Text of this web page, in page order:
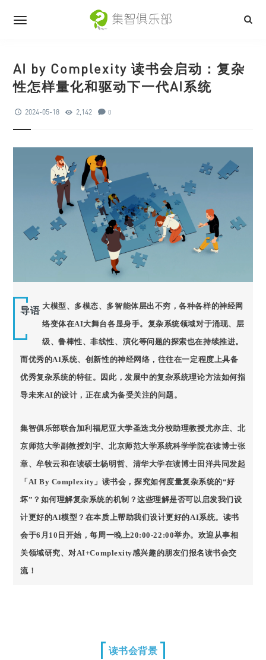
AI by Complexity 读书会启动：复杂
性怎样量化和驱动下一代AI系统
2024-05-18 2,142 0
导语 大模型、多模态、多智能体层出不穷，各种各样的神经网
络变体在AI大舞台各显身手。复杂系统领域对于涌现、层
级、鲁棒性、非线性、演化等问题的探索也在持续推进。
而优秀的AI系统、创新性的神经网络，往往在一定程度上具备
优秀复杂系统的特征。因此，发展中的复杂系统理论方法如何指
导未来AI的设计，正在成为备受关注的问题。
集智俱乐部联合加利福尼亚大学圣迭戈分校助理教授尤亦庄、北
京师范大学副教授刘宇、北京师范大学系统科学学院在读博士张
章、牟牧云和在读硕士杨明哲、清华大学在读博士田洋共同发起
「AI By Complexity」读书会，探究如何度量复杂系统的“好
坏”？如何理解复杂系统的机制？这些理解是否可以启发我们设
计更好的AI模型？在本质上帮助我们设计更好的AI系统。读书
会于6月10日开始，每周一晚上20:00-22:00举办。欢迎从事相
关领域研究、对AI+Complexity感兴趣的朋友们报名读书会交
流！
读书会背景